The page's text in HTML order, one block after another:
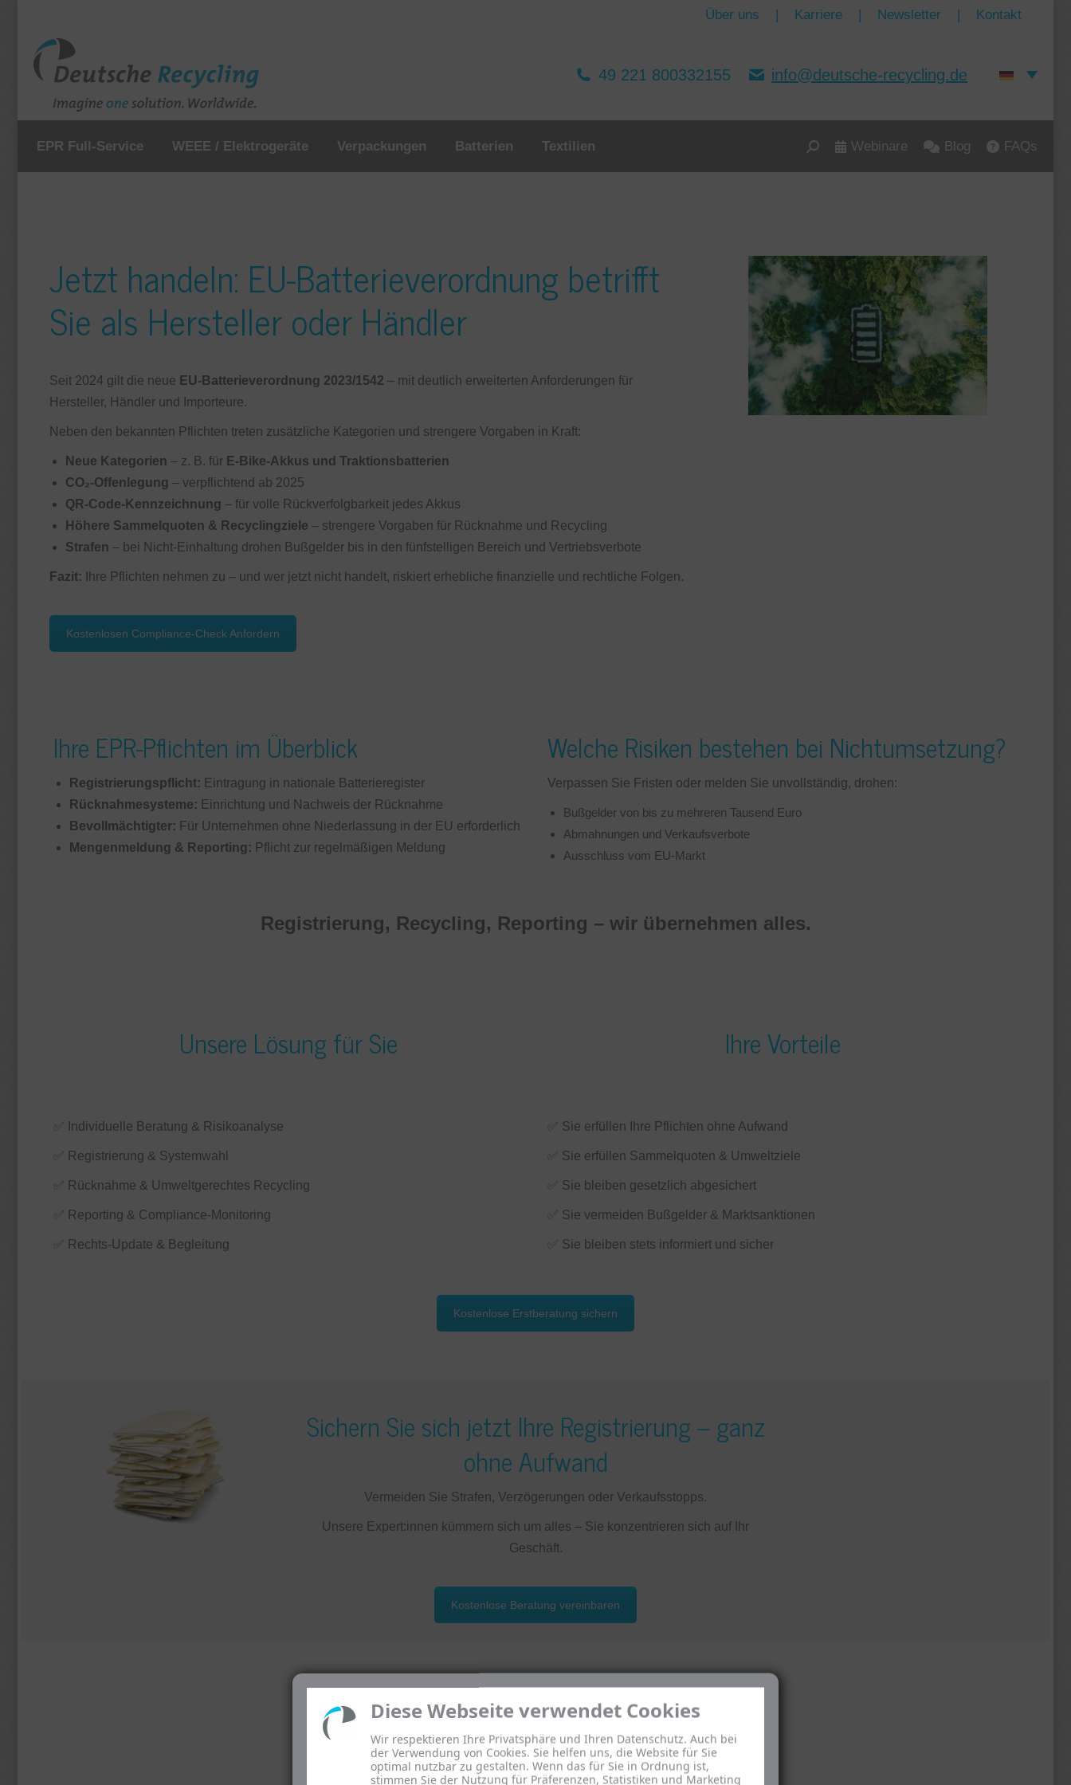
Diese Webseite verwendet Cookies
Wir respektieren Ihre Privatsphäre und Ihren Datenschutz. Auch bei
der Verwendung von Cookies. Sie helfen uns, die Website für Sie
optimal nutzbar zu gestalten. Wenn das für Sie in Ordnung ist,
stimmen Sie der Nutzung für Präferenzen, Statistiken und Marketing
Über uns | Karriere | Newsletter | Kontakt
49 221 800332155 info@deutsche-recycling.de
EPR Full-Service WEEE / Elektrogeräte Verpackungen Batterien Textilien Search: Webinare Blog FAQs
Jetzt handeln: EU-Batterieverordnung betrifft
Sie als Hersteller oder Händler
Seit 2024 gilt die neue EU-Batterieverordnung 2023/1542 – mit deutlich erweiterten Anforderungen für
Hersteller, Händler und Importeure.
Neben den bekannten Pflichten treten zusätzliche Kategorien und strengere Vorgaben in Kraft:
Neue Kategorien – z. B. für E-Bike-Akkus und Traktionsbatterien
CO₂-Offenlegung – verpflichtend ab 2025
QR-Code-Kennzeichnung – für volle Rückverfolgbarkeit jedes Akkus
Höhere Sammelquoten & Recyclingziele – strengere Vorgaben für Rücknahme und Recycling
Strafen – bei Nicht-Einhaltung drohen Bußgelder bis in den fünfstelligen Bereich und Vertriebsverbote
Fazit: Ihre Pflichten nehmen zu – und wer jetzt nicht handelt, riskiert erhebliche finanzielle und rechtliche Folgen.
Kostenlosen Compliance-Check Anfordern
Ihre EPR-Pflichten im Überblick
Registrierungspflicht: Eintragung in nationale Batterieregister
Rücknahmesysteme: Einrichtung und Nachweis der Rücknahme
Bevollmächtigter: Für Unternehmen ohne Niederlassung in der EU erforderlich
Mengenmeldung & Reporting: Pflicht zur regelmäßigen Meldung
Welche Risiken bestehen bei Nichtumsetzung?
Verpassen Sie Fristen oder melden Sie unvollständig, drohen:
Bußgelder von bis zu mehreren Tausend Euro
Abmahnungen und Verkaufsverbote
Ausschluss vom EU-Markt
Registrierung, Recycling, Reporting – wir übernehmen alles.
Unsere Lösung für Sie Ihre Vorteile
✅ Individuelle Beratung & Risikoanalyse
✅ Registrierung & Systemwahl
✅ Rücknahme & Umweltgerechtes Recycling
✅ Reporting & Compliance-Monitoring
✅ Rechts-Update & Begleitung
✅ Sie erfüllen Ihre Pflichten ohne Aufwand
✅ Sie erfüllen Sammelquoten & Umweltziele
✅ Sie bleiben gesetzlich abgesichert
✅ Sie vermeiden Bußgelder & Markt­sanktionen
✅ Sie bleiben stets informiert und sicher
Kostenlose Erstberatung sichern
Sichern Siesich jetzt Ihre Registrierung –ganz
ohneAufwand
Vermeiden Sie Strafen, Verzögerungen oder Verkaufsstopps.
Unsere Expert:innen kümmern sich um alles – Sie konzentrieren sich auf
Ihr
Geschäft.
Kostenlose Beratung vereinbaren
Über 4.000 Unternehmen vertrauen uns